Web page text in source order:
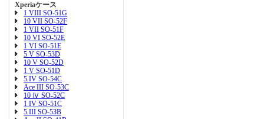
Xperiaケース
1 VIII SO-51G
10 VII SO-52F
1 VII SO-51F
10 VI SO-52E
1 VI SO-51E
5 V SO-53D
10 V SO-52D
1 V SO-51D
5 IV SO-54C
Ace III SO-53C
10 Ⅳ SO-52C
1 IV SO-51C
5 III SO-53B